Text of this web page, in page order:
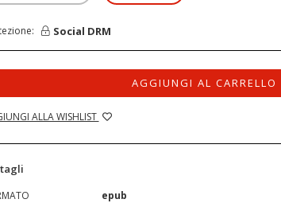
Social DRM
AGGIUNGI AL CARRELLO
ALLA WISHLIST
epub